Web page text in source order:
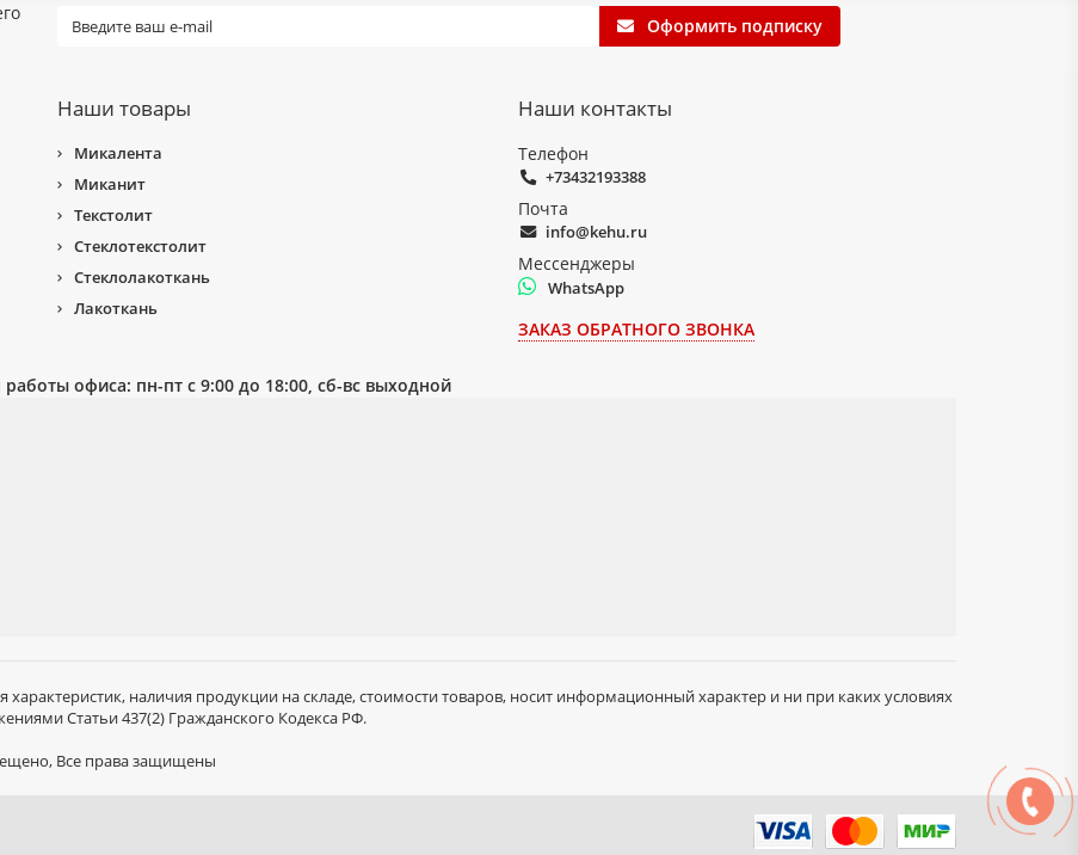
Оформить подписку
Наши товары
Микалента
Миканит
Текстолит
Стеклотекстолит
Стеклолакоткань
Лакоткань
Наши контакты
Телефон
+73432193388
Почта
info@kehu.ru
Мессенджеры
WhatsApp
ЗАКАЗ ОБРАТНОГО ЗВОНКА
офиса: пн-пт с 9:00 до 18:00, сб-вс выходной
наличия продукции на складе, стоимости товаров, носит информационный характер и ни при каких условиях
Статьи 437(2) Гражданского Кодекса РФ.
Все права защищены